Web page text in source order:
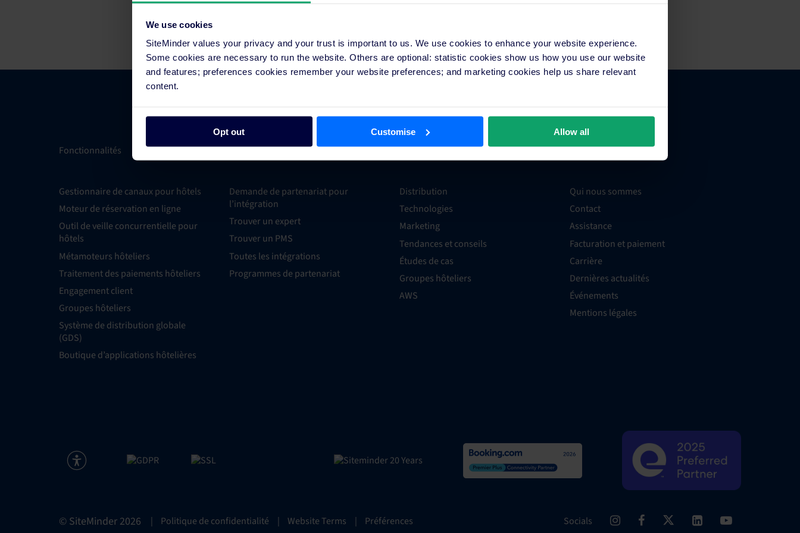
We use cookies
SiteMinder values your privacy and your trust is important to us. We use cookies to enhance your website experience.
Some cookies are necessary to run the website. Others are optional: statistic cookies show us how you use our website
and features; preferences cookies remember your website preferences; and marketing cookies help us share relevant
content.
Opt out Customise Allow all
Fonctionnalités
Gestionnaire de canaux pour hôtels
Moteur de réservation en ligne
Outil de veille concurrentielle pour
hôtels
Métamoteurs hôteliers
Traitement des paiements hôteliers
Engagement client
Groupes hôteliers
Système de distribution globale
(GDS)
Boutique d’applications hôtelières
Intégrations
Demande de partenariat pour
l’intégration
Trouver un expert
Trouver un PMS
Toutes les intégrations
Programmes de partenariat
Ressources
Distribution
Technologies
Marketing
Tendances et conseils
Études de cas
Groupes hôteliers
AWS
À propos de SiteMinder
Qui nous sommes
Contact
Assistance
Facturation et paiement
Carrière
Dernières actualités
Événements
Mentions légales
© SiteMinder 2026 | Politique de confidentialité | Website Terms | Préférences Socials